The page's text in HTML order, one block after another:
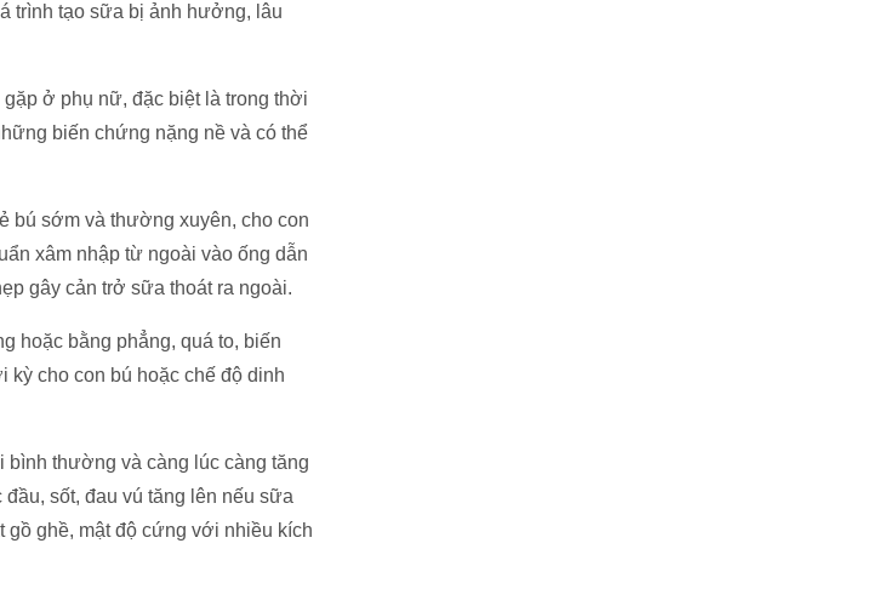
trình tạo sữa bị ảnh hưởng, lâu
ở phụ nữ, đặc biệt là trong thời
biến chứng nặng nề và có thể
bú sớm và thường xuyên, cho con
xâm nhập từ ngoài vào ống dẫn
gây cản trở sữa thoát ra ngoài.
hoặc bằng phẳng, quá to, biến
cho con bú hoặc chế độ dinh
thường và càng lúc càng tăng
sốt, đau vú tăng lên nếu sữa
ghề, mật độ cứng với nhiều kích